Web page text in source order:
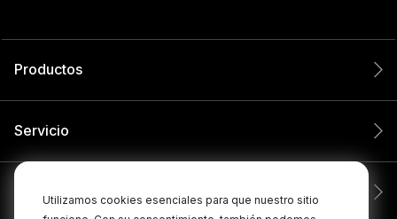
Utilizamos cookies esenciales para que nuestro sitio
Productos
Servicio
Compañía